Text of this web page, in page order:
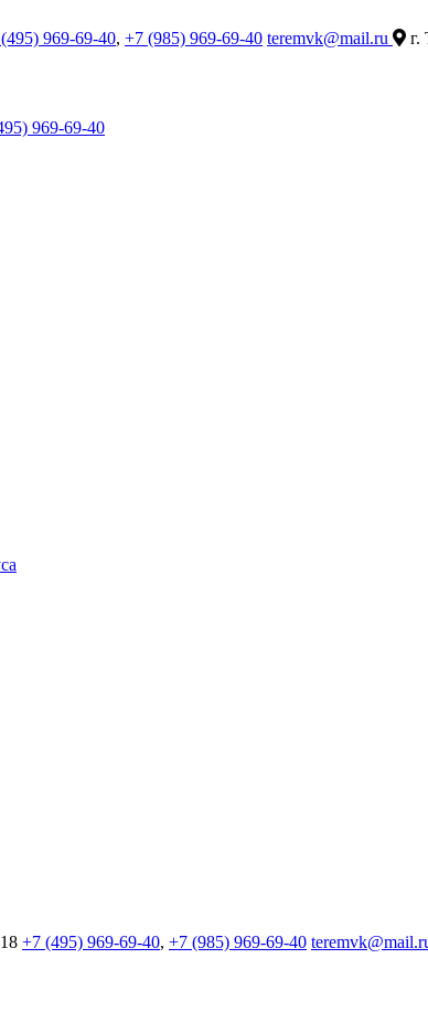
969-69-40, +7 (985) 969-69-40 teremvk@mail.ru г.
969-69-40
+7 (495) 969-69-40, +7 (985) 969-69-40